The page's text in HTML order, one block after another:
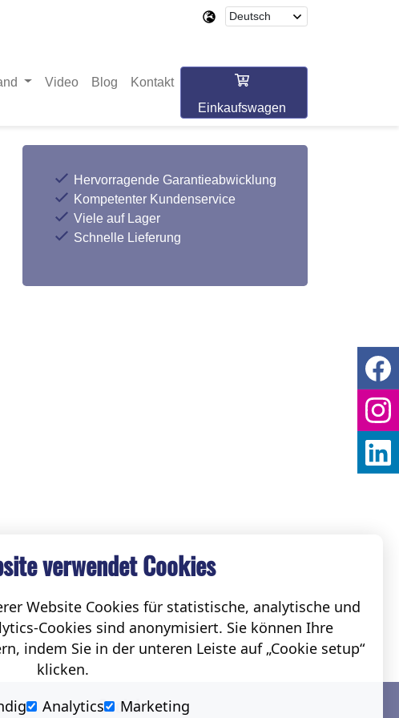
Video Blog
Kontakt
Einkaufswagen
Hervorragende Garantieabwicklung
Kompetenter Kundenservice
Viele auf Lager
Schnelle Lieferung
Social
verwendet Cookies
Website Cookies für statistische, analytische und
Cookies sind anonymisiert. Sie können Ihre
indem Sie in der unteren Leiste auf „Cookie setup“
klicken.
Analytics Marketing